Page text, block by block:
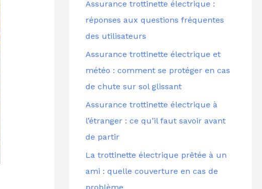
c
h
e
r
:
Assurance trottinette électrique :
réponses aux questions fréquentes
des utilisateurs
Assurance trottinette électrique et
météo : comment se protéger en cas
de chute sur sol glissant
Assurance trottinette électrique à
l’étranger : ce qu’il faut savoir avant
de partir
La trottinette électrique prêtée à un
ami : quelle couverture en cas de